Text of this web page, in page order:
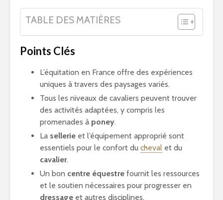
TABLE DES MATIÈRES
Points Clés
L’équitation en France offre des expériences
uniques à travers des paysages variés.
Tous les niveaux de cavaliers peuvent trouver
des activités adaptées, y compris les
promenades à poney.
La sellerie et l’équipement approprié sont
essentiels pour le confort du cheval et du
cavalier.
Un bon centre équestre fournit les ressources
et le soutien nécessaires pour progresser en
dressage et autres disciplines.